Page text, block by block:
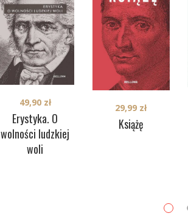
Erystyka. O
wolności ludzkiej
woli
49,90 zł
Książę
29,99 zł